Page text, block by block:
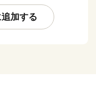
の工芸作家が拠点を
市。ふるさと納税を
加する